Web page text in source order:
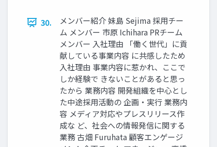
30.
メンバー紹介 妹島 Sejima 採用チー
ム メンバー 市原 Ichihara PRチーム
メンバー ⼊社理由 「働く世代」に貢
献している事業内容 に共感したため
⼊社理由 事業内容に惹かれ、ここで
しか経験で きないことがあると思っ
たから 業務内容 開発組織を中⼼とし
た中途採⽤活動の 企画‧実⾏ 業務内
容 メディア対応やプレスリリース作
成な ど、社会への情報発信に関する
業務 古畑 Furuhata 顧客エンゲージ